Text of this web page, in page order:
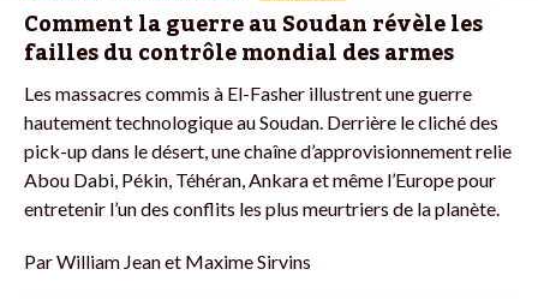
Comment la guerre au Soudan révèle les
failles du contrôle mondial des armes
Les massacres commis à El-Fasher illustrent une guerre
hautement technologique au Soudan. Derrière le cliché des
pick-up dans le désert, une chaîne d’approvisionnement relie
Abou Dabi, Pékin, Téhéran, Ankara et même l’Europe pour
entretenir l’un des conflits les plus meurtriers de la planète.
ParWilliam Jean et Maxime Sirvins